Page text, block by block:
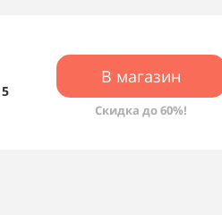
В магазин
Скидка до 60%!